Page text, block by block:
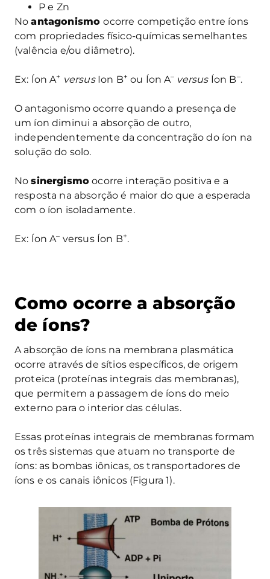
P e Zn
Noantagonismoocorre competição entre íons
com propriedades físico-químicas semelhantes
(valência e/ou diâmetro).
Ex: Íon A+ versusIon B+ ou Íon A– versusÍon B–.
O antagonismo ocorre quando a presença de
um íon diminui a absorção de outro,
independentemente da concentração do íon na
solução do solo.
Nosinergismo ocorre interação positiva e a
resposta na absorção é maior do que a esperada
com o íon isoladamente.
Ex: Íon A– versus Íon B+.
Como ocorre a absorção
de íons?
A absorção de íons na membrana plasmática
ocorre através de sítios específicos, de origem
proteica (proteínas integrais das membranas),
que permitem a passagem de íons do meio
externo para o interior das células.
Essas proteínas integrais de membranas formam
os três sistemas que atuam no transporte de
íons: as bombas iônicas, os transportadores de
íons e os canais iônicos (Figura 1).